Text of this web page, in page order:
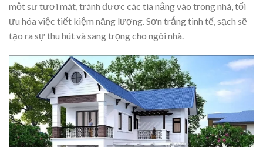
một sự tươi mát, tránh được các tia nắng vào trong nhà, tối
ưu hóa việc tiết kiệm năng lượng. Sơn trắng tinh tế, sạch sẽ
tạo ra sự thu hút và sang trọng cho ngôi nhà.